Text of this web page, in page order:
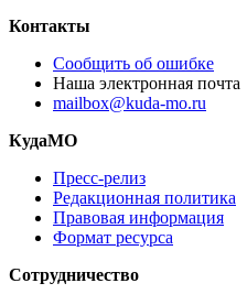
Контакты
Сообщить об ошибке
Наша электронная почта
mailbox@kuda-mo.ru
КудаМО
Пресс-релиз
Редакционная политика
Правовая информация
Формат ресурса
Сотрудничество